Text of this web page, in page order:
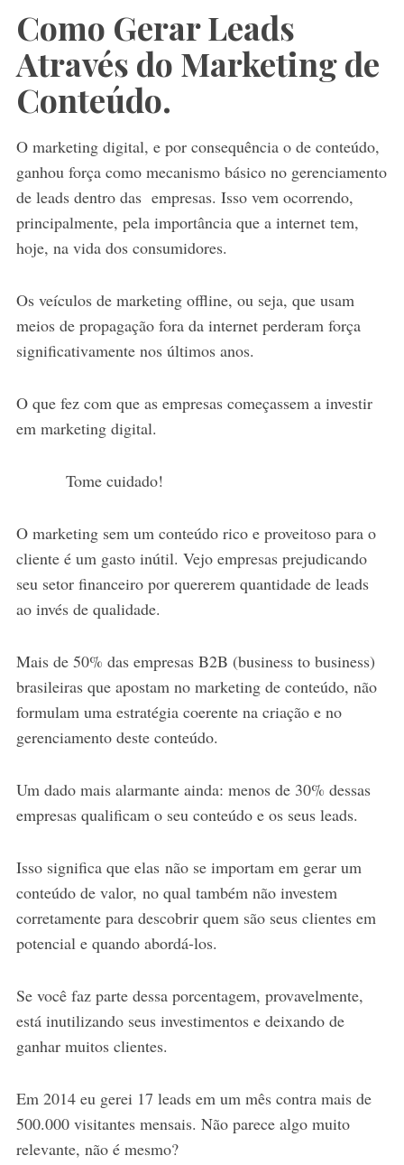
Como Gerar Leads
Através do Marketing de
Conteúdo.
O marketing digital, e por consequência o de conteúdo,
ganhou força como mecanismo básico no gerenciamento
de leads dentro das empresas. Isso vem ocorrendo,
principalmente, pela importância que a internet tem,
hoje, na vida dos consumidores.
Os veículos de marketing offline, ou seja, que usam
meios de propagação fora da internet perderam força
significativamente nos últimos anos.
O que fez com que as empresas começassem a investir
em marketing digital.
Tome cuidado!
O marketing sem um conteúdo rico e proveitoso para o
cliente é um gasto inútil. Vejo empresas prejudicando
seu setor financeiro por quererem quantidade de leads
ao invés de qualidade.
Mais de 50% das empresas B2B (business to business)
brasileiras que apostam no marketing de conteúdo, não
formulam uma estratégia coerente na criação e no
gerenciamento deste conteúdo.
Um dado mais alarmante ainda: menos de 30% dessas
empresas qualificam o seu conteúdo e os seus leads.
Isso significa que elas não se importam em gerar um
conteúdo de valor, no qual também não investem
corretamente para descobrir quem são seus clientes em
potencial e quando abordá-los.
Se você faz parte dessa porcentagem, provavelmente,
está inutilizando seus investimentos e deixando de
ganhar muitos clientes.
Em 2014 eu gerei 17 leads em um mês contra mais de
500.000 visitantes mensais. Não parece algo muito
relevante, não é mesmo?